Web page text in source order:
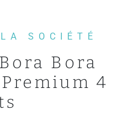
SOCIÉTÉ
Bora
4